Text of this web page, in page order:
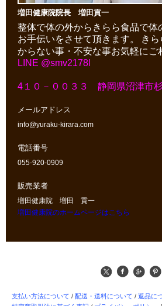
増田健康院院長 増田貢一
整体で体の外からきらら食品で体
お手伝いをさせて頂きます。
き
からない事・不安な事お気軽にご
LINE @smv2178l
4１０－００３３ 静岡県沼津市
メールアドレス
info@yuraku-kirara.com
電話番号
055-920-0909
販売業者
増田健康院 増田 貢一
増田健康院のホームページはこちら
支払い方法について / 配送・送料について / 返品に